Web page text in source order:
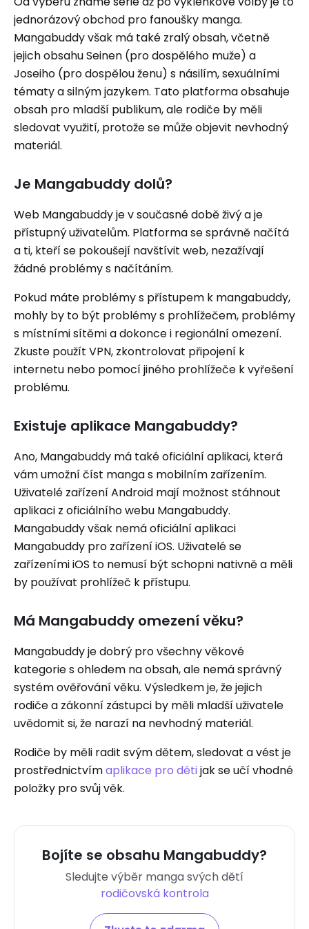
jednorázový obchod pro fanoušky manga.
Mangabuddy však má také zralý obsah, včetně
jejich obsahu Seinen (pro dospělého muže) a
Joseiho (pro dospělou ženu) s násilím, sexuálními
tématy a silným jazykem. Tato platforma obsahuje
obsah pro mladší publikum, ale rodiče by měli
sledovat využití, protože se může objevit nevhodný
materiál.
Je Mangabuddy dolů?
Web Mangabuddy je v současné době živý a je
přístupný uživatelům. Platforma se správně načítá
a ti, kteří se pokoušejí navštívit web, nezažívají
žádné problémy s načítáním.
Pokud máte problémy s přístupem k mangabuddy,
mohly by to být problémy s prohlížečem, problémy
s místními sítěmi a dokonce i regionální omezení.
Zkuste použít VPN, zkontrolovat připojení k
internetu nebo pomocí jiného prohlížeče k vyřešení
problému.
Existuje aplikace Mangabuddy?
Ano, Mangabuddy má také oficiální aplikaci, která
vám umožní číst manga s mobilním zařízením.
Uživatelé zařízení Android mají možnost stáhnout
aplikaci z oficiálního webu Mangabuddy.
Mangabuddy však nemá oficiální aplikaci
Mangabuddy pro zařízení iOS. Uživatelé se
zařízeními iOS to nemusí být schopni nativně a měli
by používat prohlížeč k přístupu.
Má Mangabuddy omezení věku?
Mangabuddy je dobrý pro všechny věkové
kategorie s ohledem na obsah, ale nemá správný
systém ověřování věku. Výsledkem je, že jejich
rodiče a zákonní zástupci by měli mladší uživatele
uvědomit si, že narazí na nevhodný materiál.
Rodiče by měli radit svým dětem, sledovat a vést je
prostřednictvímaplikace pro dětijak se učí vhodné
položky pro svůj věk.
Bojíte se obsahu Mangabuddy?
Sledujte výběr manga svých dětí
rodičovská kontrola